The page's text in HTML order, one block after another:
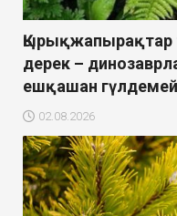
дерек –
ешқашан
02.08.2026